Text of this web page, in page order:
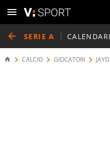
SERIE A
CALCIO GIOCATORI